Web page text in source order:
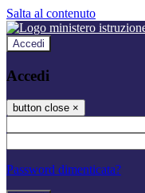
Salta al contenuto
Accedi
Accedi
button close ×
Password dimenticata?